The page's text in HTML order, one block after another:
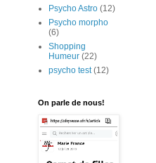
Psycho Astro (12)
Psycho morpho
(6)
Shopping
Humeur (22)
psycho test (12)
On parle de nous!